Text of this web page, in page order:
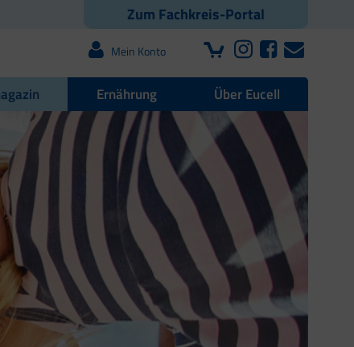
Zum Fachkreis-Portal
Mein Konto
Ernährung Über Eucell